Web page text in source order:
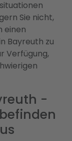
Sie nicht,
einen
Bayreuth zu
Verfügung,
-